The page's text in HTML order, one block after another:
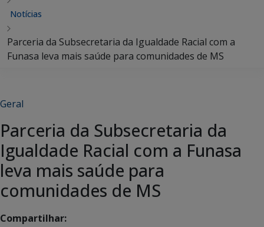
Notícias
Parceria da Subsecretaria da Igualdade Racial com a
Funasa leva mais saúde para comunidades de MS
Geral
Parceria da Subsecretaria da
Igualdade Racial com a Funasa
leva mais saúde para
comunidades de MS
Compartilhar: